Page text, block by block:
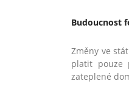
Budoucnost
Změny ve
platit pouze
zateplené